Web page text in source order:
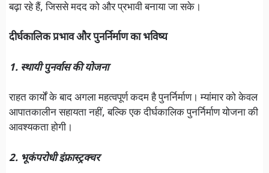
बढ़ा रहे हैं, जिससे मदद को और प्रभावी बनाया जा सके।
दीर्घकालिक प्रभाव और पुनर्निर्माण का भविष्य
1. स्थायी पुनर्वास की योजना
राहत कार्यों के बाद अगला महत्वपूर्ण कदम है पुनर्निर्माण। म्यांमार को केवल
आपातकालीन सहायता नहीं, बल्कि एक दीर्घकालिक पुनर्निर्माण योजना की
आवश्यकता होगी।
2. भूकंपरोधी इंफ्रास्ट्रक्चर